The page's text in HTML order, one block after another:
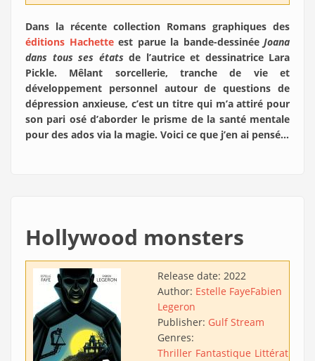
Dans la récente collection Romans graphiques des
éditions Hachetteest parue la bande-dessinée Joana
dans tous ses états de l’autrice et dessinatrice Lara
Pickle. Mêlant sorcellerie, tranche de vie et
développement personnel autour de questions de
dépression anxieuse, c’est un titre qui m’a attiré pour
son pari osé d’aborder le prisme de la santé mentale
pour des ados via la magie. Voici ce que j’en ai pensé…
Hollywood monsters
Release date: 2022
Author: Estelle FayeFabien
Legeron
Publisher: Gulf Stream
Genres:
Thriller Fantastique Littérature